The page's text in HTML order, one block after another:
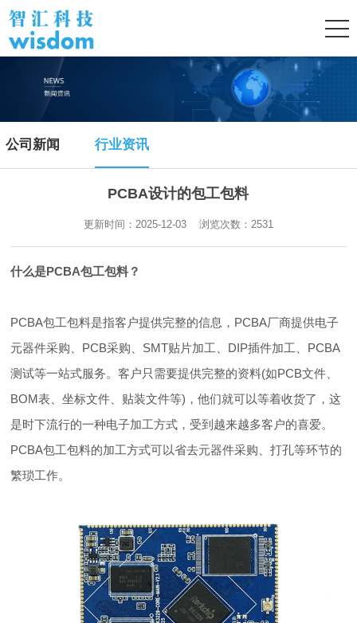
公司新闻 行业资讯
PCBA设计的包工包料
更新时间：2025-12-03 浏览次数： 2531
什么是PCBA包工包料？
PCBA包工包料是指客户提供完整的信息，PCBA厂商提供电子
元器件采购、PCB采购、SMT贴片加工、DIP插件加工、PCBA
测试等一站式服务。客户只需要提供完整的资料(如PCB文件、
BOM表、坐标文件、贴装文件等)，他们就可以等着收货了，这
是时下流行的一种电子加工方式，受到越来越多客户的喜爱。
PCBA包工包料的加工方式可以省去元器件采购、打孔等环节的
繁琐工作。